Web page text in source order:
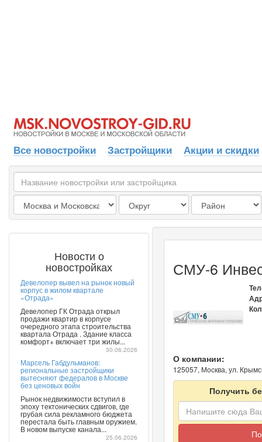
Все новостройки Застройщики Акции и скидки
Новости о
новостройках
Девелопер вывел на рынок новый
корпус в жилом квартале
«Отрада»
Девелопер ГК Отрада открыл
продажи квартир в корпусе
очередного этапа строительства
квартала Отрада . Здание класса
комфорт+ включает три жилы...
30.06.2026
Марсель Габдульманов:
региональные застройщики
вытесняют федералов в Москве
без ценовых войн
Рынок недвижимости вступил в
эпоху тектонических сдвигов, где
грубая сила рекламного бюджета
перестала быть главным оружием.
В новом выпуске канала...
25.06.2026
СМУ-6
О компании:
125057, Москва, ул.
Получить